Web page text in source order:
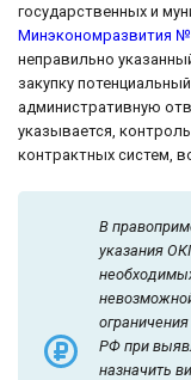
государственных и
Минэкономразвития №
неправильно
закупку
административную
указывается,
контрактных систем,
В
указания
РФ при
назначить